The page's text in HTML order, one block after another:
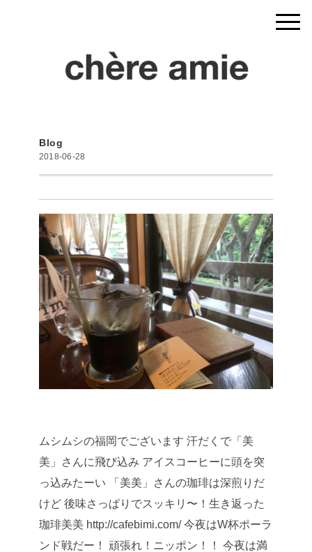
Blog
2018-06-28
ムシムシの福岡でございます 汗だくで「美
美」さんに飛び込み アイスコーヒーに頭を突
っ込みたーい 「美美」さんの珈琲は深煎りだ
けど 後味さっぱりでスッキリ〜！生き返った
珈琲美美 http://cafebimi.com/今夜はW杯ポーラ
ンド戦だー！
頑張れ！ニッポン！！
今夜は満